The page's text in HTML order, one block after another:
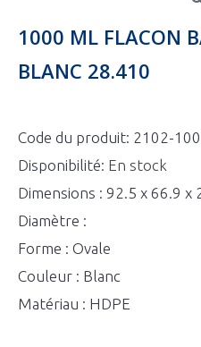
1000 ML FLACON
BLANC 28.410
Code du produit: 2102-
Disponibilité: En stock
Dimensions : 92.5 x 66.9 x
Diamètre :
Forme : Ovale
Couleur : Blanc
Matériau : HDPE